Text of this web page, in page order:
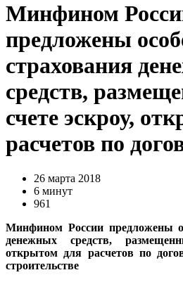
Минфином
предложены
страхования
средств,
счете эскроу,
расчетов по
26 марта 2018
6 минут
961
Минфином России предложены
денежных средств,
открытом для расчетов по
строительстве